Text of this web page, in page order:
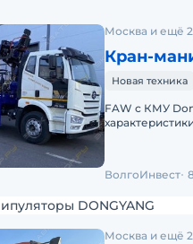
Москва и ещё
Кран-
Новая техника
FAW с КМУ
ВолгоИнвест
DONGYANG
Москва и ещё